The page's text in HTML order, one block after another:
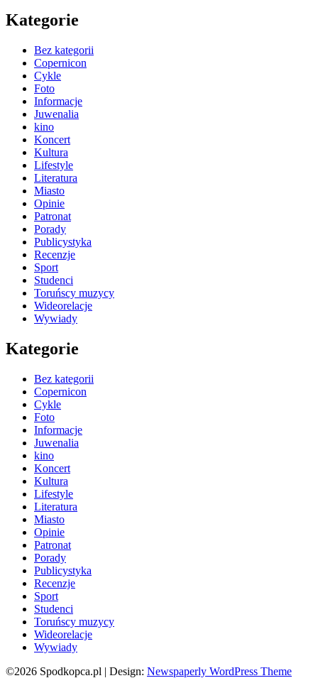
Kategorie
Bez kategorii
Copernicon
Cykle
Foto
Informacje
Juwenalia
kino
Koncert
Kultura
Lifestyle
Literatura
Miasto
Opinie
Patronat
Porady
Publicystyka
Recenzje
Sport
Studenci
Toruńscy muzycy
Wideorelacje
Wywiady
Kategorie
Bez kategorii
Copernicon
Cykle
Foto
Informacje
Juwenalia
kino
Koncert
Kultura
Lifestyle
Literatura
Miasto
Opinie
Patronat
Porady
Publicystyka
Recenzje
Sport
Studenci
Toruńscy muzycy
Wideorelacje
Wywiady
©2026 Spodkopca.pl | Design: Newspaperly WordPress Theme